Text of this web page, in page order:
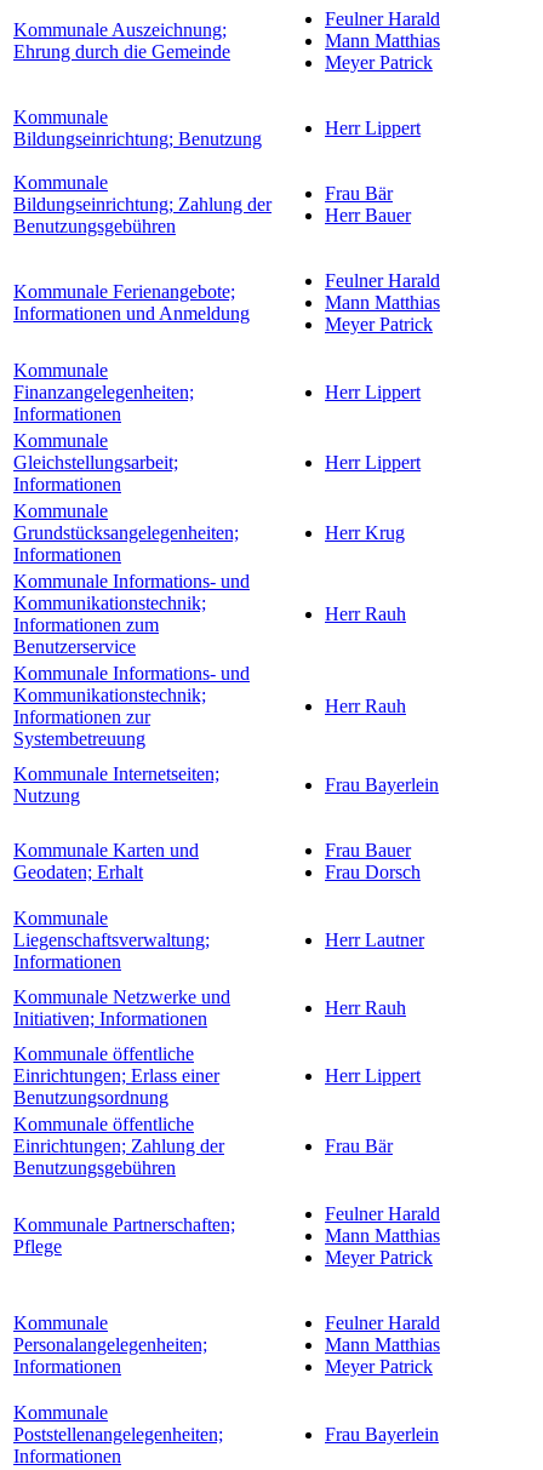
Kommunale Auszeichnung;
Ehrung durch die Gemeinde
Feulner Harald
Mann Matthias
Meyer Patrick
Kommunale
Bildungseinrichtung; Benutzung
Herr Lippert
Kommunale
Bildungseinrichtung; Zahlung der
Benutzungsgebühren
Frau Bär
Herr Bauer
Kommunale Ferienangebote;
Informationen und Anmeldung
Feulner Harald
Mann Matthias
Meyer Patrick
Kommunale
Finanzangelegenheiten;
Informationen
Herr Lippert
Kommunale
Gleichstellungsarbeit;
Informationen
Herr Lippert
Kommunale
Grundstücksangelegenheiten;
Informationen
Herr Krug
Kommunale Informations- und
Kommunikationstechnik;
Informationen zum
Benutzerservice
Herr Rauh
Kommunale Informations- und
Kommunikationstechnik;
Informationen zur
Systembetreuung
Herr Rauh
Kommunale Internetseiten;
Nutzung
Frau Bayerlein
Kommunale Karten und
Geodaten; Erhalt
Frau Bauer
Frau Dorsch
Kommunale
Liegenschaftsverwaltung;
Informationen
Herr Lautner
Kommunale Netzwerke und
Initiativen; Informationen
Herr Rauh
Kommunale öffentliche
Einrichtungen; Erlass einer
Benutzungsordnung
Herr Lippert
Kommunale öffentliche
Einrichtungen; Zahlung der
Benutzungsgebühren
Frau Bär
Kommunale Partnerschaften;
Pflege
Feulner Harald
Mann Matthias
Meyer Patrick
Kommunale
Personalangelegenheiten;
Informationen
Feulner Harald
Mann Matthias
Meyer Patrick
Kommunale
Poststellenangelegenheiten;
Informationen
Frau Bayerlein